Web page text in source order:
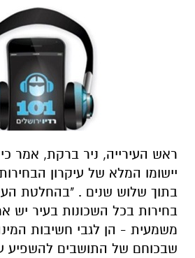
ראש העירייה, ניר ברקת, אמר
יישומו המלא של עיקרון
בתוך שלוש שנים . "בהחלטת
בחירות בכל השכונות בעיר יש
משמעית - הן לגבי חשיבות
שבכוחם של התושבים להשפיע